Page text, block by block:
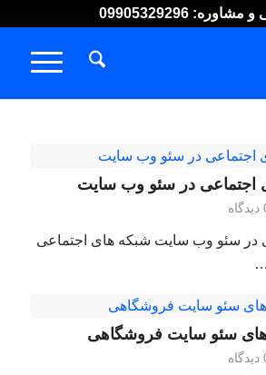
09905329296
اجتماعی در سئو وب سایت
در سئو وب سایت شبکه های اجتماعی
سئو سایت فروشگاهی